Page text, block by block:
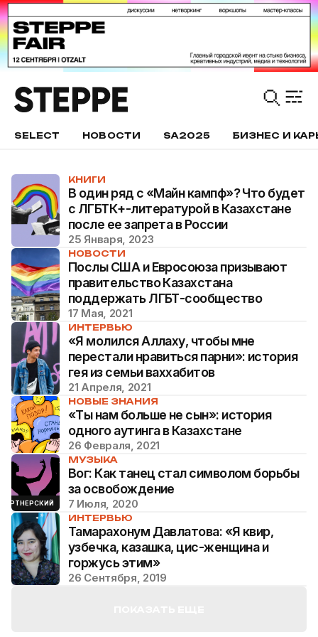
SELECT НОВОСТИ SA2025 БИЗНЕС И
КНИГИ
В один ряд с «Майн кампф»? Что будет
с ЛГБТК+-литературой в Казахстане
после ее запрета в России
25 Января, 2023
НОВОСТИ
Послы США и Евросоюза призывают
правительство Казахстана
поддержать ЛГБТ-сообщество
17 Мая, 2021
ИНТЕРВЬЮ
«Я молился Аллаху, чтобы мне
перестали нравиться парни»: история
гея из семьи ваххабитов
21 Апреля, 2021
НОВЫЕ ЗНАНИЯ
«Ты нам больше не сын»: история
одного аутинга в Казахстане
26 Февраля, 2021
ПАРТНЕРСКИЙ
МУЗЫКА
Вог: Как танец стал символом борьбы
за освобождение
7 Июля, 2020
ИНТЕРВЬЮ
Тамарахонум Давлатова: «Я квир,
узбечка, казашка, цис-женщина и
горжусь этим»
26 Сентября, 2019